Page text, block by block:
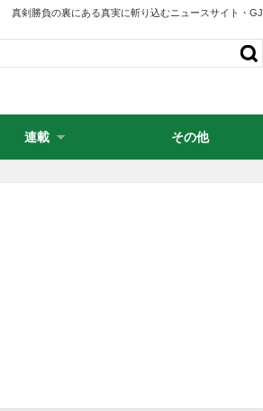
真剣勝負の裏にある真実に斬り込むニュースサイト・GJ
連載 その他